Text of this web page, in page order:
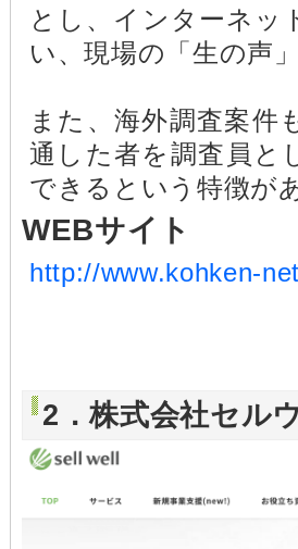
とし、インターネッ
い、現場の「生の声
また、海外調査案件
通した者を調査員と
できるという特徴が
WEBサイト
http://www.kohken-
2．株式会社セル